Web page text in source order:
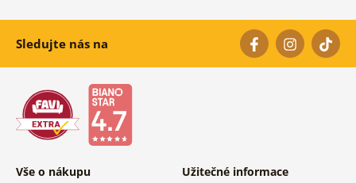
Sledujte nás na
Vše o nákupu Užitečné informace